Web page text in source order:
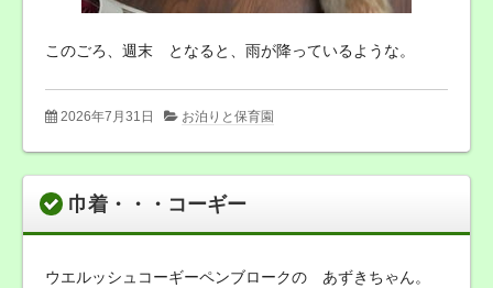
このごろ、週末 となると、雨が降っているような。
2026年7月31日 お泊りと保育園
巾着・・・コーギー
ウエルッシュコーギーペンブロークの あずきちゃん。